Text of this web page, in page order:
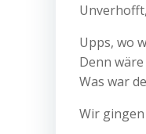
Upps, wo
Denn
Was war
Wir